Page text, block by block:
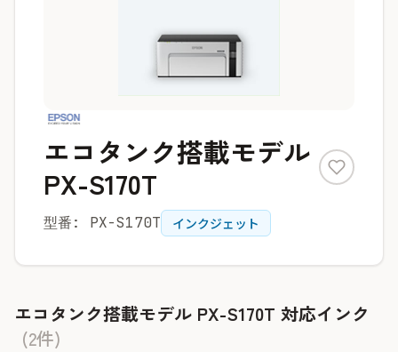
エコタンク搭載モデル
PX-S170T
型番: PX-S170T インクジェット
エコタンク搭載モデル PX-S170T 対応インク
(2件)